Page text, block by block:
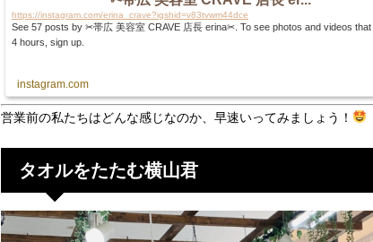
https://instagram.com/erina_crave?igshid=v83tvwm44dce
See 57 posts by ✂︎帯広 美容室 CRAVE 店長 erina✂︎. To see photos and videos
4 hours, sign up.
instagram.com
営業前の私たちはどんな感じなのか、早速いってみましょう！
タオルをたたむ横山君